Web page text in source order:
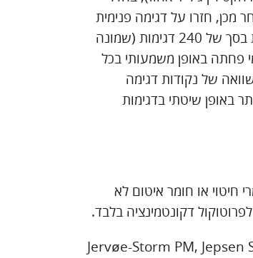
האבטמנט או מבנה העל. 12 חודשים לאחר מכן, חזרו על דגימה פנימית
וחיצונית. נקבעה ספירת חיידקים כוללת (TBCs) באמצעות PCR בזמן אמת בסך של 240 דגימות (שמונה
פחתה באופן משמעותי בכל
של נקודות דגימה
באופן שיטתי בדגימות
חיטוי או חומר איטום לא
דקונטמינציה בלבד.
Jervøe-Storm PM,